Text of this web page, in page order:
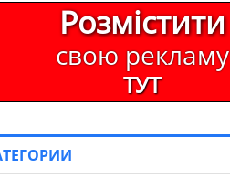
Розмістити
свою рекламу
ТУТ